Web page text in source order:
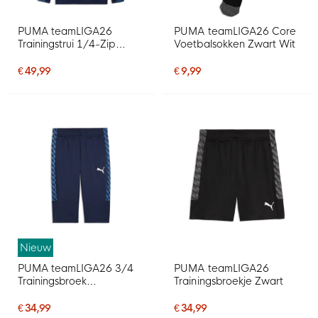
PUMA teamLIGA26
Trainingstrui 1/4-Zip
€ 49,99
PUMA teamLIGA26 Core
Voetbalsokken Zwart Wit
€ 9,99
Nieuw
PUMA teamLIGA26 3/4
Trainingsbroek
€ 34,99
PUMA teamLIGA26
Trainingsbroekje Zwart
€ 34,99